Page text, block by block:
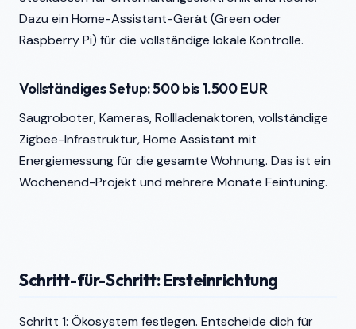
Dazu ein Home-Assistant-Gerät (Green oder
Raspberry Pi) für die vollständige lokale Kontrolle.
Vollständiges Setup: 500 bis 1.500 EUR
Saugroboter, Kameras, Rollladenaktoren, vollständige
Zigbee-Infrastruktur, Home Assistant mit
Energiemessung für die gesamte Wohnung. Das ist ein
Wochenend-Projekt und mehrere Monate Feintuning.
Schritt-für-Schritt: Ersteinrichtung
Schritt 1: Ökosystem festlegen. Entscheide dich für